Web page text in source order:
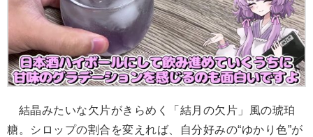
結晶みたいな欠片がきらめく「結月の欠片」風の琥珀
糖。シロップの割合を変えれば、自分好みの“ゆかり色”が